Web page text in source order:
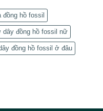
đồng hồ fossil
dây đồng hồ fossil nữ
đồng hồ fossil ở đâu